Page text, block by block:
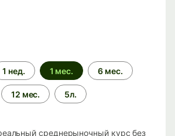
1 нед. 1 мес. 6 мес.
12 мес. 5л.
среднерыночный курс без